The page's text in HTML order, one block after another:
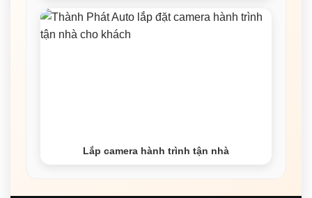
Lắp camera hành trình tận nhà